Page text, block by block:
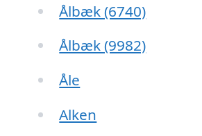
Ålbæk (6740)
Ålbæk (9982)
Åle
Alken